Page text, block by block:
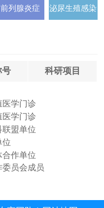
前列腺炎症 泌尿生殖感染
号 科研项目
医学门诊
医学门诊
盟单位
位
合作单位
员会成员